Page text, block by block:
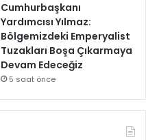
Cumhurbaşkanı
Yardımcısı Yılmaz:
Bölgemizdeki Emperyalist
Tuzakları Boşa Çıkarmaya
Devam Edeceğiz
5 saat önce